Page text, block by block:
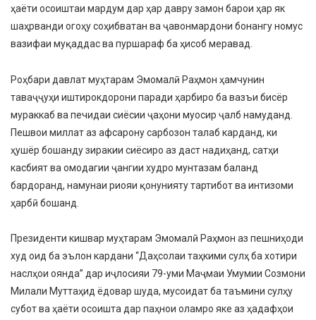
ҳаёти осоиштаи мардум дар ҳар давру замон барои ҳар як
шаҳрванди огоҳу соҳибватан ва ҷавонмардони бонангу номус
вазифаи муқаддас ва пуршараф ба ҳисоб меравад.
Роҳбари давлат муҳтарам Эмомалӣ Раҳмон ҳамчунин
таваҷҷуҳи иштирокдорони паради ҳарбиро ба вазъи бисёр
мураккаб ва печидаи сиёсии ҷаҳони муосир ҷалб намуданд.
Пешвои миллат аз афсарону сарбозон талаб карданд, ки
ҳушёр бошанду зиракии сиёсиро аз даст надиҳанд, сатҳи
касбият ва омодагии ҷангии худро мунтазам баланд
бардоранд, намунаи риояи қонунияту тартибот ва интизоми
ҳарбӣ бошанд.
Президенти кишвар муҳтарам Эмомалӣ Раҳмон аз пешниҳоди
худ оид ба эълон кардани “Даҳсолаи таҳкими сулҳ ба хотири
наслҳои оянда” дар иҷлосияи 79-уми Маҷмаи Умумии Созмони
Милали Муттаҳид ёдовар шуда, мусоидат ба таъмини сулҳу
субот ва ҳаёти осоишта дар паҳнои оламро яке аз ҳадафҳои